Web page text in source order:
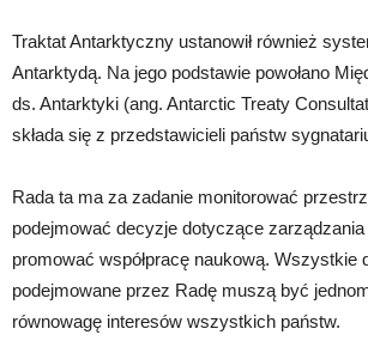
Traktat Antarktyczny ustanowił również
Antarktydą. Na jego podstawie powołano
ds. Antarktyki (ang. Antarctic Treaty
składa się z przedstawicieli państw
Rada ta ma za zadanie monitorować
podejmować decyzje dotyczące
promować współpracę naukową. Wszystkie
podejmowane przez Radę muszą być
równowagę interesów wszystkich państw.